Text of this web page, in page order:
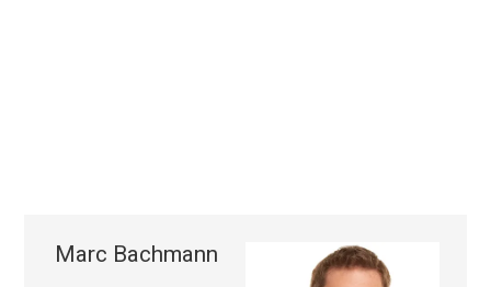
Marc Bachmann